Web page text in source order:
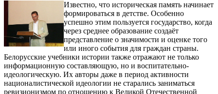
Известно, что историческая память начинает
формироваться в детстве. Особенно
успешно этим пользуется государство, когда
через среднее образование создаёт
представление о значимости и оценке того
или иного события для граждан страны.
Белорусские учебники истории также отражают не только
информационную составляющую, но и воспитательно-
идеологическую. Их авторы даже в период активности
националистической идеологии не старались заниматься
ревизионизмом по отношению к Великой Отечественной